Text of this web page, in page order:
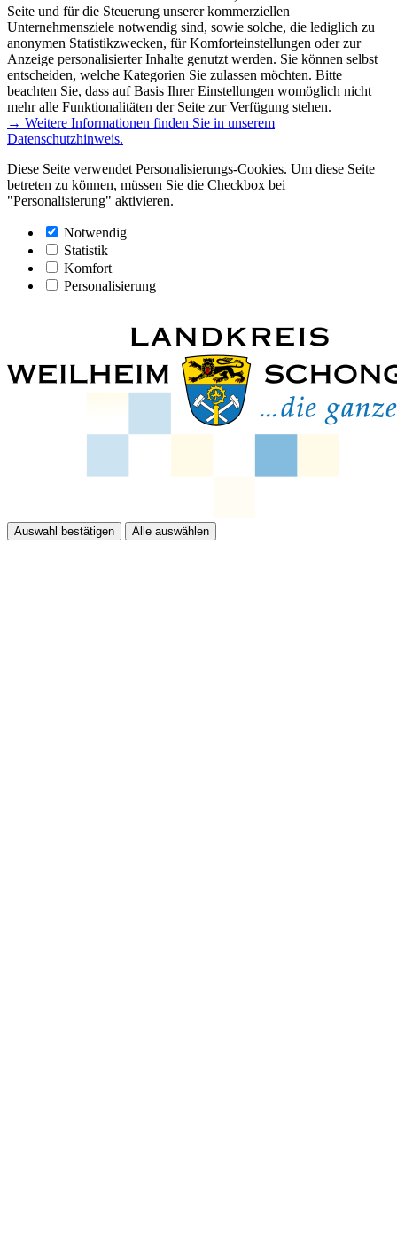
Seite und für die Steuerung unserer kommerziellen
Unternehmensziele notwendig sind, sowie solche, die lediglich zu
anonymen Statistikzwecken, für Komforteinstellungen oder zur
Anzeige personalisierter Inhalte genutzt werden. Sie können selbst
entscheiden, welche Kategorien Sie zulassen möchten. Bitte
beachten Sie, dass auf Basis Ihrer Einstellungen womöglich nicht
mehr alle Funktionalitäten der Seite zur Verfügung stehen.
→ Weitere Informationen finden Sie in unserem
Datenschutzhinweis.
Diese Seite verwendet Personalisierungs-Cookies. Um diese Seite
betreten zu können, müssen Sie die Checkbox bei
"Personalisierung" aktivieren.
Notwendig
Statistik
Komfort
Personalisierung
Auswahl bestätigen Alle auswählen